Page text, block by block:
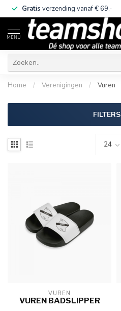
Gratis verzending vanaf € 69,-
MENU
Home / Verenigingen / Vuren
FILTERS
VUREN
VUREN BADSLIPPER